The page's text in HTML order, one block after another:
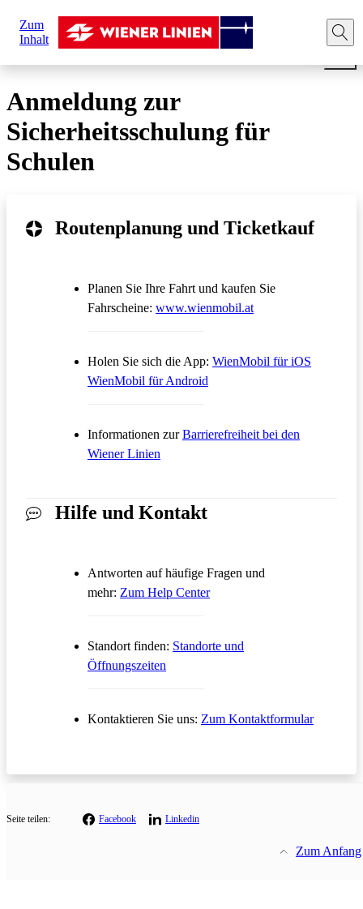
Zum
Inhalt
sind
hier:
Startseite Ihre Fahrt Sicherheit in den Öffis
Anmeldung zur
Sicherheitsschulung für
Schulen
Routenplanung und Ticketkauf
Planen Sie Ihre Fahrt und kaufen Sie
Fahrscheine: www.wienmobil.atÖffnet in einem
Holen Sie sich die App: WienMobil für iOS
WienMobil für Android
Informationen zurBarrierefreiheit bei den
Wiener Linien
Hilfe und Kontakt
Antworten auf häufige Fragen und
mehr: Zum Help CenterÖffnet in einem neuen Tab
Standort finden: Standorte und
Öffnungszeiten
Kontaktieren Sie uns: Zum KontaktformularÖffnet in
Seite teilen: Facebook Linkedin
Zum Anfang